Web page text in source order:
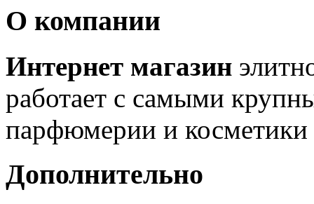
О компании
Интернет магазин
работает с самыми
парфюмерии и
Дополнительно